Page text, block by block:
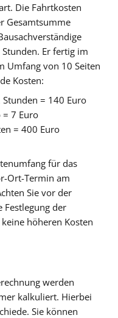
Die Fahrtkosten
Gesamtsumme
Er fertig im
Umfang von 10 Seiten
Kosten:
= 140 Euro
= 7 Euro
= 400 Euro
für das
Ort-Termin am
Sie vor der
Festlegung der
höheren Kosten
werden
kalkuliert. Hierbei
Sie können